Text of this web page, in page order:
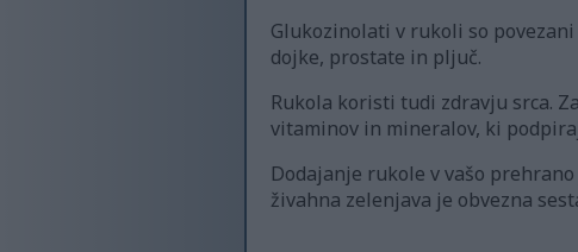
Glukozinolati v rukoli so
dojke, prostate in pljuč.
Rukola koristi tudi zdravju srca.
vitaminov in mineralov, ki
Dodajanje rukole v vašo
živahna zelenjava je obvezna